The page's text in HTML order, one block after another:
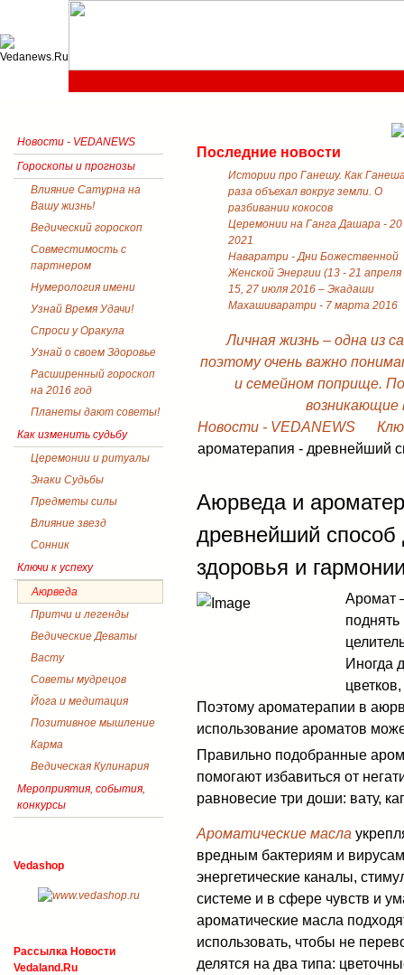
Последние новости
Истории про Ганешу. Как
раза объехал вокруг земли. О
разбивании кокосов
Церемонии на Ганга Дашара -
2021
Наваратри - Дни Божественной
Женской Энергии (13 - 21 апреля
15, 27 июля 2016 – Экадаши
Махашиваратри - 7 марта 2016
Личная жизнь – одна из
поэтому очень важно
и семейном поприще.
возникающие
Новости - VEDANEWS
ароматерапия - древнейший
Аюрведа и
древнейший способ
здоровья и
Аромат
поднять
Иногда
Поэтому ароматерапии в
использование ароматов
Правильно подобранные
помогают избавиться от
равновесие три доши: вату,
Ароматические масла
вредным бактериям и
энергетические каналы,
системе и в сфере чувств и
ароматические масла
использовать, чтобы не
делятся на два типа:
Новости - VEDANEWS
Гороскопы и прогнозы
Влияние Сатурна на
Вашу жизнь!
Ведический гороскоп
Совместимость с
партнером
Нумерология имени
Узнай Время Удачи!
Спроси у Оракула
Узнай о своем Здоровье
Расширенный гороскоп
на 2016 год
Планеты дают советы!
Как изменить судьбу
Церемонии и ритуалы
Знаки Судьбы
Предметы силы
Влияние звезд
Сонник
Ключи к успеху
Аюрведа
Притчи и легенды
Ведические Деваты
Васту
Советы мудрецов
Йога и медитация
Позитивное мышление
Карма
Ведическая Кулинария
Мероприятия, события,
конкурсы
Vedashop
Рассылка Новости
Vedaland.Ru